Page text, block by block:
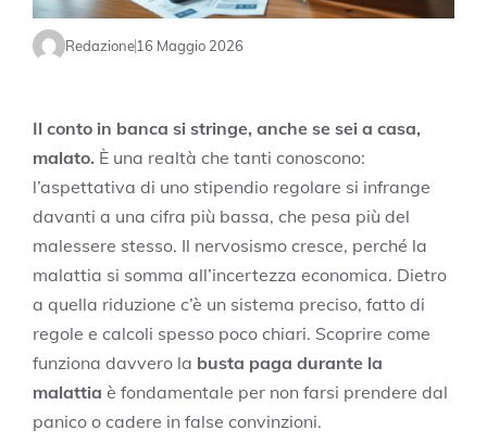
Redazione16 Maggio 2026
Il conto in banca si stringe, anche se sei a casa,
malato. È una realtà che tanti conoscono:
l’aspettativa di uno stipendio regolare si infrange
davanti a una cifra più bassa, che pesa più del
malessere stesso. Il nervosismo cresce, perché la
malattia si somma all’incertezza economica. Dietro
a quella riduzione c’è un sistema preciso, fatto di
regole e calcoli spesso poco chiari. Scoprire come
funziona davvero la busta paga durante la
malattia è fondamentale per non farsi prendere dal
panico o cadere in false convinzioni.